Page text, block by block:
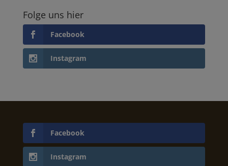
Folge uns hier
Facebook
Instagram
Facebook
Instagram